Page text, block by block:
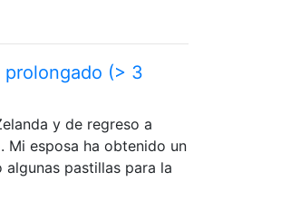
prolongado (> 3
y de regreso a
Mi esposa ha obtenido un
pastillas para la